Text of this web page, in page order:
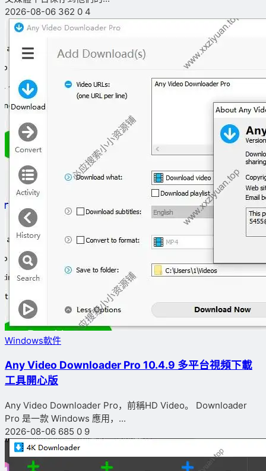
2026-08-06 362 0 4
Windows軟件
Any Video Downloader Pro 10.4.9 多平台視頻下載
工具開心版
Any Video Downloader Pro，前稱HD Video。 Downloader
Pro 是一款 Windows 應用，...
2026-08-06 685 0 9